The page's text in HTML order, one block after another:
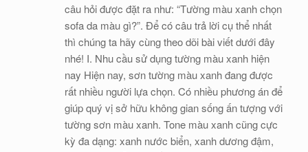
câu hỏi được đặt ra như: “Tường màu xanh chọn
sofa da màu gì?”. Để có câu trả lời cụ thể nhất
thì chúng ta hãy cùng theo dõi bài viết dưới đây
nhé! I. Nhu cầu sử dụng tường màu xanh hiện
nay Hiện nay, sơn tường màu xanh đang được
rất nhiều người lựa chọn. Có nhiều phương án để
giúp quý vị sở hữu không gian sống ấn tượng với
tường sơn màu xanh. Tone màu xanh cũng cực
kỳ đa dạng: xanh nước biển, xanh dương đậm,